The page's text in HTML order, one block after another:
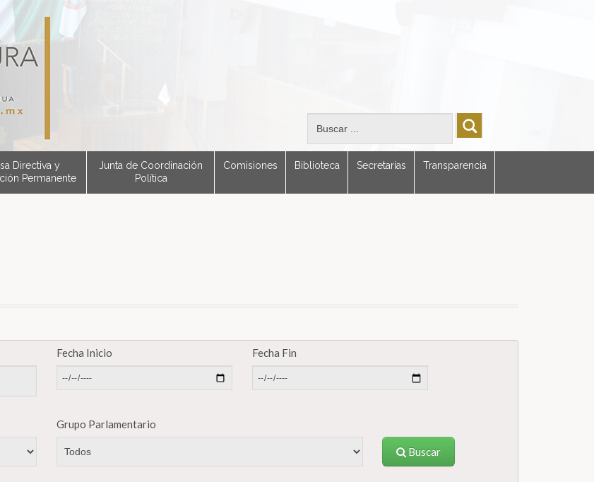
Directiva y
Permanente
Junta de Coordinación
Política
Comisiones Biblioteca Secretarías Transparencia
Fecha Inicio Fecha Fin
Grupo Parlamentario
Buscar